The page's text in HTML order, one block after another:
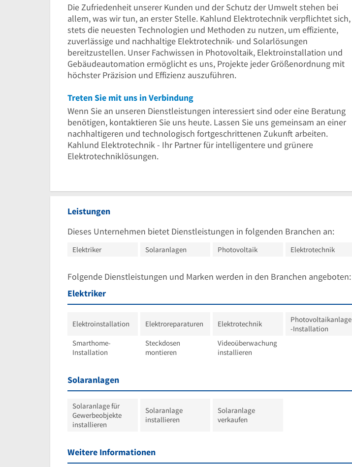
Die Zufriedenheit unserer Kunden und der Schutz der Umwelt stehen bei
allem, was wir tun, an erster Stelle. Kahlund Elektrotechnik verpflichtet sich,
stets die neuesten Technologien und Methoden zu nutzen, um effiziente,
zuverlässige und nachhaltige Elektrotechnik- und Solarlösungen
bereitzustellen. Unser Fachwissen in Photovoltaik, Elektroinstallation und
Gebäudeautomation ermöglicht es uns, Projekte jeder Größenordnung mit
höchster Präzision und Effizienz auszuführen.
Treten Sie mit uns in Verbindung
Wenn Sie an unseren Dienstleistungen interessiert sind oder eine Beratung
benötigen, kontaktieren Sie uns heute. Lassen Sie uns gemeinsam an einer
nachhaltigeren und technologisch fortgeschrittenen Zukunft arbeiten.
Kahlund Elektrotechnik - Ihr Partner für intelligentere und grünere
Elektrotechniklösungen.
Leistungen
Dieses Unternehmen bietet Dienstleistungen in folgenden Branchen an:
Elektriker Solaranlagen Photovoltaik Elektrotechnik
Folgende Dienstleistungen und Marken werden in den Branchen angeboten:
Elektriker
Elektroinstallation Elektroreparaturen Elektrotechnik
Photovoltaikanlage
-Installation
Smarthome-
Installation
Steckdosen
montieren
Videoüberwachung
installieren
Solaranlagen
Solaranlage für
Gewerbeobjekte
installieren
Solaranlage
installieren
Solaranlage
verkaufen
Weitere Informationen